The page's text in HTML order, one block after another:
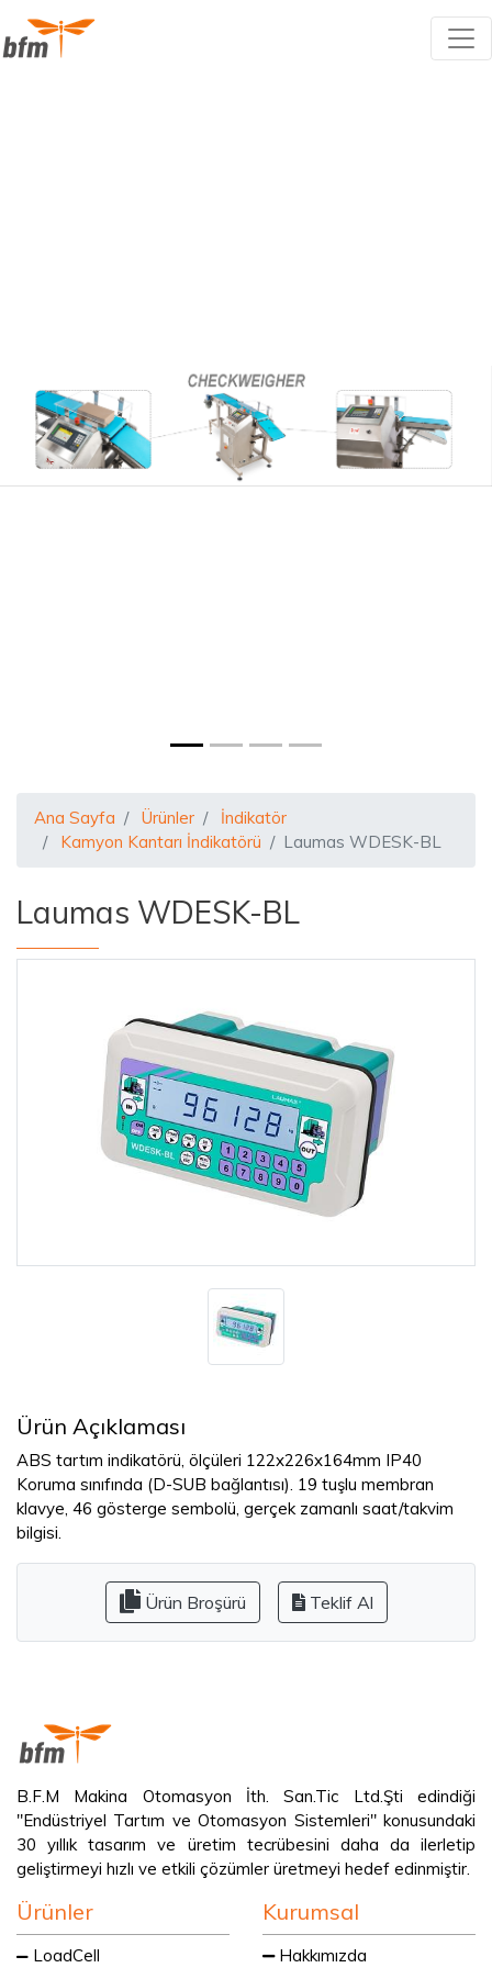
Ana Sayfa Ürünler
İndikatör
Kamyon Kantarı İndikatörü
Laumas WDESK-BL
Laumas WDESK-BL
Ürün Açıklaması
ABS tartım indikatörü, ölçüleri 122x226x164mm IP40
Koruma sınıfında (D-SUB bağlantısı). 19 tuşlu membran
klavye, 46 gösterge sembolü, gerçek zamanlı saat/takvim
bilgisi.
Ürün Broşürü Teklif Al
B.F.M Makina Otomasyon İth. San.Tic Ltd.Şti edindiği
"Endüstriyel Tartım ve Otomasyon Sistemleri" konusundaki
30 yıllık tasarım ve üretim tecrübesini daha da ilerletip
geliştirmeyi hızlı ve etkili çözümler üretmeyi hedef edinmiştir.
Ürünler
LoadCell
Kurumsal
Hakkımızda